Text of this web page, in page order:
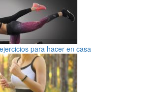
para hacer en casa